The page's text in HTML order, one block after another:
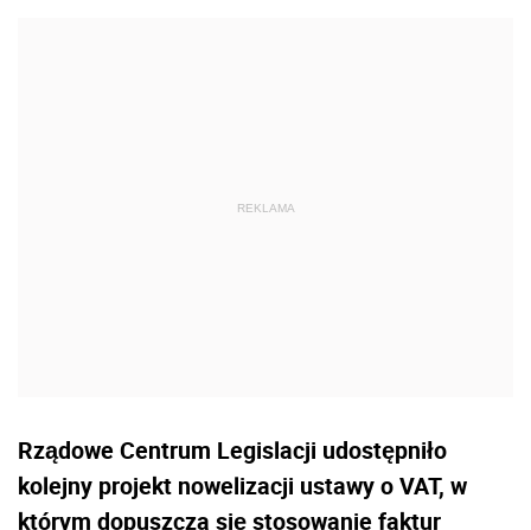
Rządowe Centrum Legislacji udostępniło
kolejny projekt nowelizacji ustawy o VAT, w
którym dopuszcza się stosowanie faktur